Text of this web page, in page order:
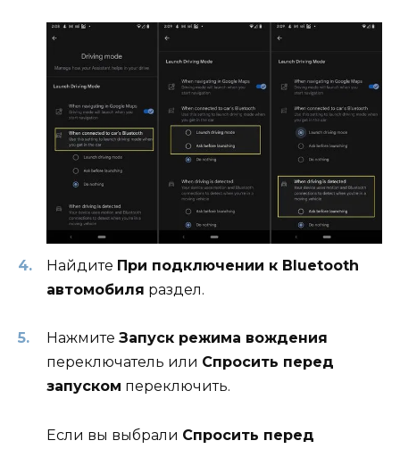
Найдите При подключении к Bluetooth
автомобиля раздел.
Нажмите Запуск режима вождения
переключатель или Спросить перед
запуском переключить.
Если вы выбрали Спросить перед